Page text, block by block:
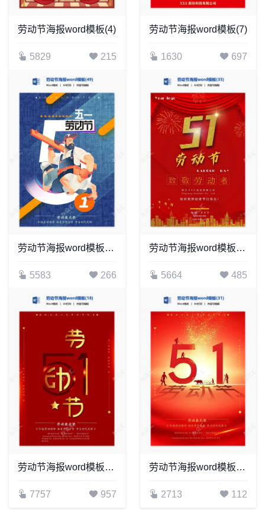
劳动节海报word模板(4)
5829 215
劳动节海报word模板(7)
1630 697
劳动节海报word模板(49)
5583 266
劳动节海报word模板(35)
5664 485
劳动节海报word模板(18)
7757 957
劳动节海报word模板(31)
2713 112